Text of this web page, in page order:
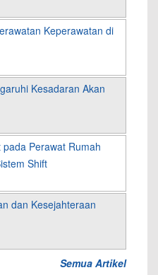
Keperawatan di
Kesadaran Akan
Perawat Rumah
Shift
dan Kesejahteraan
Semua Artikel